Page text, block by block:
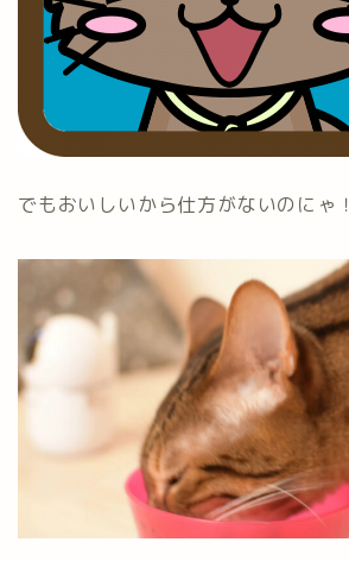
でもおいしいから仕方がないのにゃ！